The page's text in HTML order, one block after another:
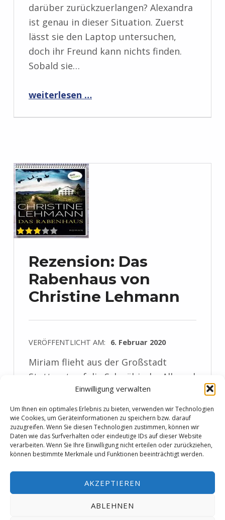
Einwilligung verwalten
Um Ihnen ein optimales Erlebnis zu bieten, verwenden wir Technologien
wie Cookies, um Geräteinformationen zu speichern bzw. darauf
zuzugreifen. Wenn Sie diesen Technologien zustimmen, können wir
Daten wie das Surfverhalten oder eindeutige IDs auf dieser Website
verarbeiten. Wenn Sie Ihre Einwilligung nicht erteilen oder zurückziehen,
können bestimmte Merkmale und Funktionen beeinträchtigt werden.
AKZEPTIEREN
ABLEHNEN
darüber zurückzuerlangen? Alexandra
ist genau in dieser Situation. Zuerst
lässt sie den Laptop untersuchen,
doch ihr Freund kann nichts finden.
Sobald sie…
“Rezension: Die Todesapp von Marcus Hünnebeck”
weiterlesen …
Rezension: Das
Rabenhaus von
Christine Lehmann
VERÖFFENTLICHT AM: 6. Februar 2020
Miriam flieht aus der Großstadt
Stuttgart auf die Schwäbische Alb und
versucht dort als Lehrerin erneut Fuß
zu fassen. Sie erhält einen Anruf einer
besorgten Mutter und macht sich auf
zum berühmten Höhlenforscher Leif
Grote und bittet ihn um Hilfe.…
“Rezension: Das Rabenhaus von Christine Lehmann”
weiterlesen …